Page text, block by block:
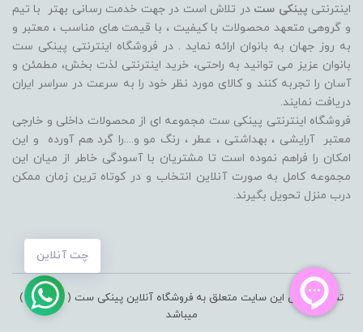
چت آنلاین
اینترنتی پینکی ست در تلاش است در جهت خدمت رسانی بهتر با تیم
و گروهی متعهد محصولات با کیفیت ، با قیمت های مناسب ، معتبر و
به روز جهان به بانوان ارائه نماید . در فروشگاه اینترنتی پینکی ست
بانوان عزیز می توانيد به راحتی، خرید اینترنتی لذت بخش، مطمئن و
آسان را تجربه کنند و کالای مورد نظر خود را به سرعت در سراسر ایران
دریافت نمایند.
فروشگاه اینترنتی پینکی ست مجموعه ای از محصولات داخلی و خارجی
معتبر آرایشی ، بهداشتی ، عطر ، رنگ مو و....را گرد هم آورده و اين
امکان را فراهم نموده است تا مشتريان با آسودگی خاطر از ميان اين
مجموعه کامل به صورت آنلاين انتخاب و در کوتاه ترين زمان ممکن
درب منزل تحویل بگیرند.
تمامی حقوق این سایت متعلق به فروشگاه آنلاین پینکی ست ( pinkiset )
میباشد